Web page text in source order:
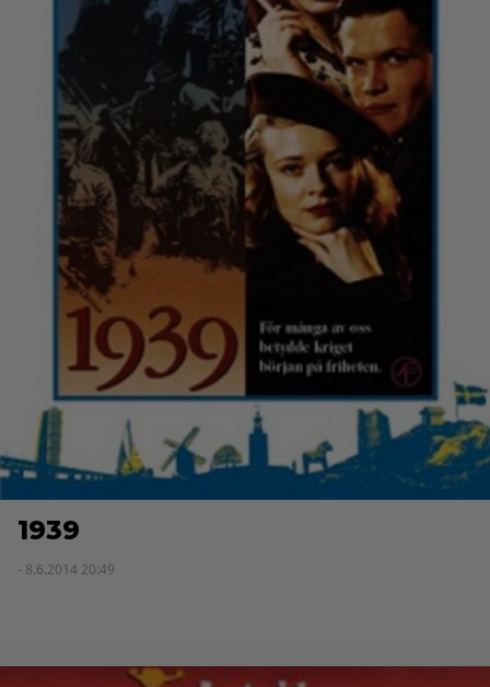
1939
- 8.6.2014 20:49